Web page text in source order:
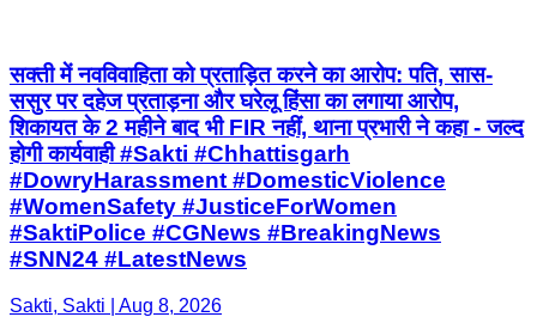
सक्ती में नवविवाहिता को प्रताड़ित करने का आरोप: पति, सास-
ससुर पर दहेज प्रताड़ना और घरेलू हिंसा का लगाया आरोप,
शिकायत के 2 महीने बाद भी FIR नहीं, थाना प्रभारी ने कहा - जल्द
होगी कार्यवाही #Sakti #Chhattisgarh
#DowryHarassment #DomesticViolence
#WomenSafety #JusticeForWomen
#SaktiPolice #CGNews #BreakingNews
#SNN24 #LatestNews
Sakti, Sakti | Aug 8, 2026